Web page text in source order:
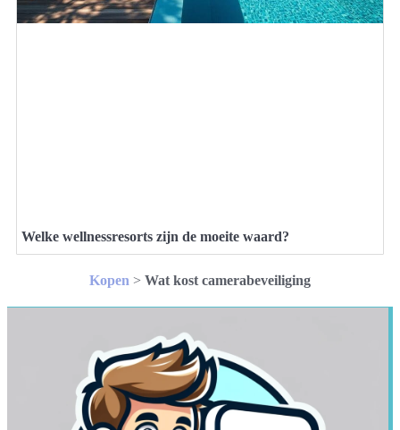
Welke wellnessresorts zijn de moeite waard?
Kopen > Wat kost camerabeveiliging